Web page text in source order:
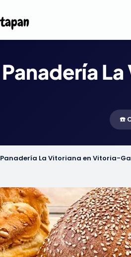
Panadería
☎️
Panadería La Vitoriana en Vitoria-